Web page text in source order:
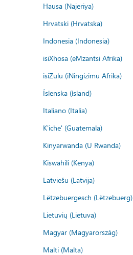
Hausa (Najeriya)
Hrvatski (Hrvatska)
Indonesia (Indonesia)
isiXhosa (eMzantsi Afrika)
isiZulu (iNingizimu Afrika)
Íslenska (ísland)
Italiano (Italia)
K'iche' (Guatemala)
Kinyarwanda (U Rwanda)
Kiswahili (Kenya)
Latviešu (Latvija)
Lëtzebuergesch (Lëtzebuerg)
Lietuvių (Lietuva)
Magyar (Magyarország)
Malti (Malta)